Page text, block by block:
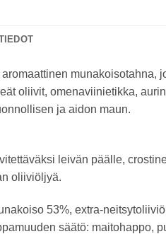
munakoisotahna,
oliivit, omenaviinietikka,
ja aidon maun.
leivän päälle,
oliiviöljyä.
53%, extra-
säätö: maitohappo,